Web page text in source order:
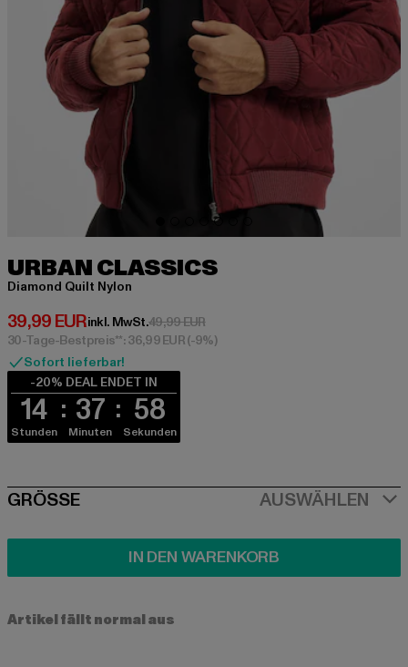
URBAN CLASSICS
Diamond Quilt Nylon
39,99 EUR
Derzeitiger Preis: 39,99 EUR
inkl. MwSt.49,99 EURAktionspreis: 49,99 EUR
30-Tage-Bestpreis**: 36,99 EUR(-9%)
Sofort lieferbar!
-20% DEAL ENDET IN
14
Stunden
37
Minuten
58
Sekunden
SIZE
GRÖSSE AUSWÄHLEN
IN DEN WARENKORB
Artikel fällt normal aus